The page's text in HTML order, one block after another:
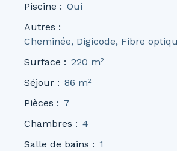
Piscine : Oui
Autres :
Surface : 220 m²
Séjour : 86 m²
Pièces : 7
Chambres : 4
Salle de bains : 1